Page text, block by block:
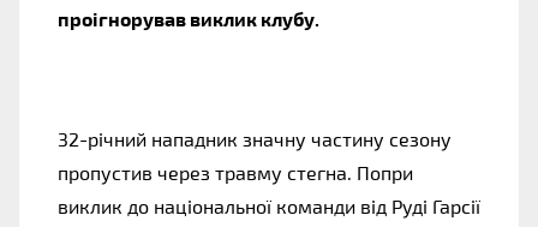
проігнорував виклик клубу.
32-річний нападник значну частину сезону
пропустив через травму стегна. Попри
виклик до національної команди від Руді Гарсії